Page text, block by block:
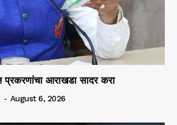
प्रकरणांचा आराखडा सादर करा
- August 6, 2026